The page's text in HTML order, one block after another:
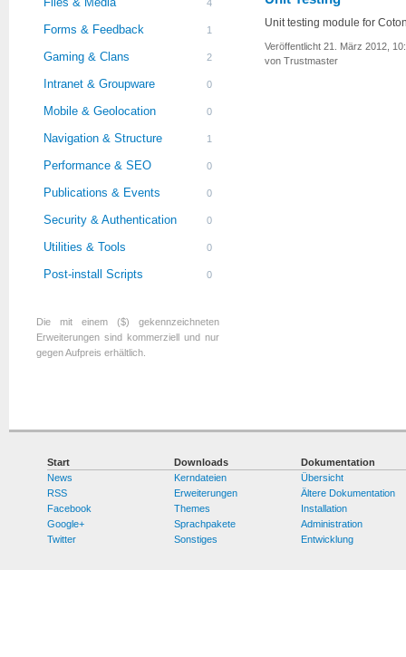
4
Forms & Feedback 1
Gaming & Clans 2
Intranet & Groupware 0
Mobile & Geolocation 0
Navigation & Structure 1
Performance & SEO 0
Publications & Events 0
Security & Authentication 0
Utilities & Tools 0
Post-install Scripts 0
Die mit einem ($) gekennzeichneten
Erweiterungen sind kommerziell und nur
gegen Aufpreis erhältlich.
Unit testing module for
Veröffentlicht 21. März 2012,
von Trustmaster
Start
News
RSS
Facebook
Google+
Twitter
Downloads
Kerndateien
Erweiterungen
Themes
Sprachpakete
Sonstiges
Dokumentation
Übersicht
Ältere Dokumentation
Installation
Administration
Entwicklung